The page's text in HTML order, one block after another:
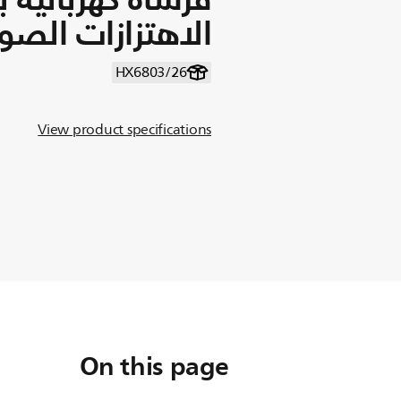
الاهتزازات
HX6803/26
View product specifications
On this page